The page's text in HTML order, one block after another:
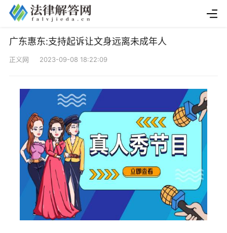
广东惠东:支持起诉让文身远离未成年人
正义网 2023-09-08 18:22:09